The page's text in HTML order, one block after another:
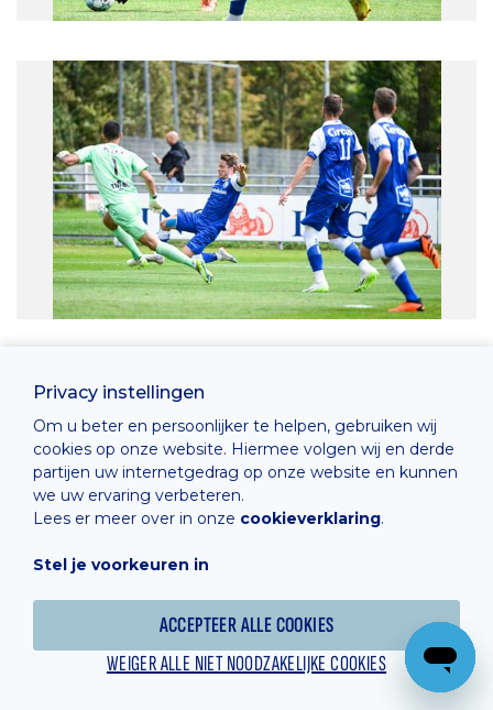
Privacy instellingen
Om u beter en persoonlijker te helpen, gebruiken wij
cookies op onze website. Hiermee volgen wij en derde
partijen uw internetgedrag op onze website en kunnen
we uw ervaring verbeteren.
Lees er meer over in onze cookieverklaring.
Stel je voorkeuren in
ACCEPTEER ALLE COOKIES
WEIGER ALLE NIET NOODZAKELIJKE COOKIES